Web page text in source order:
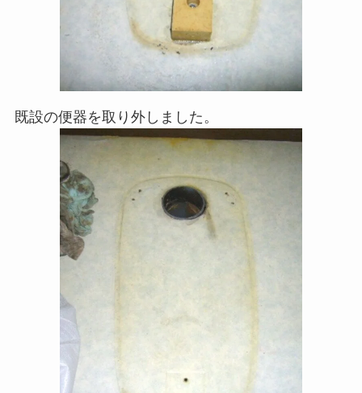
既設の便器を取り外しました。